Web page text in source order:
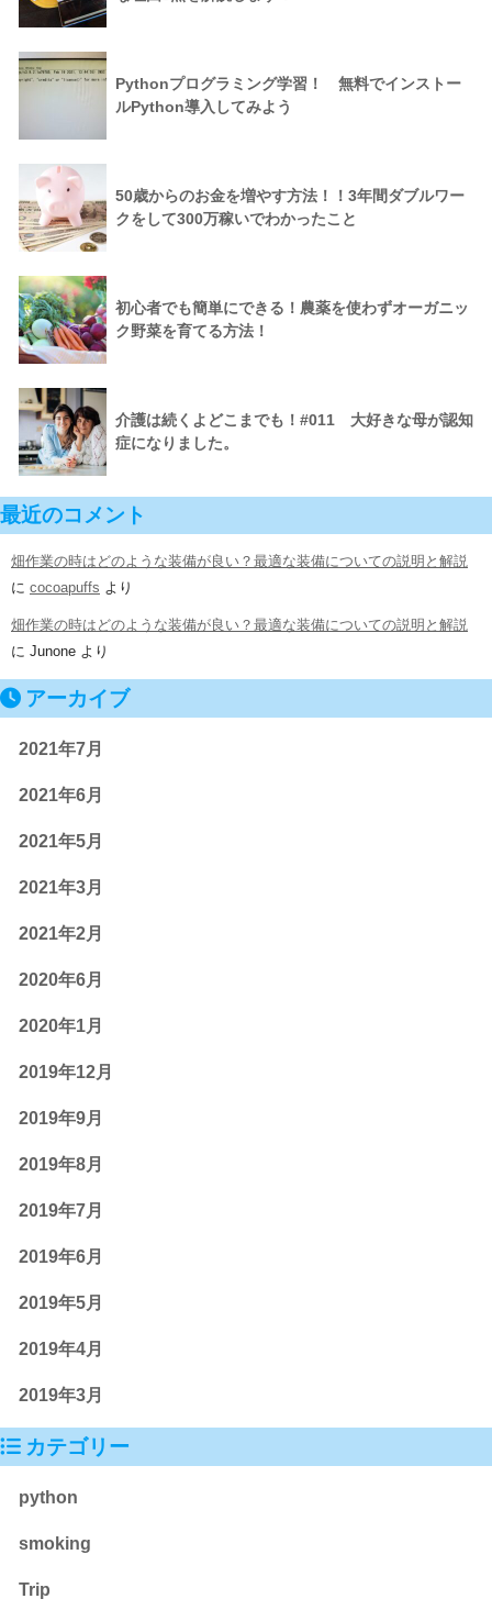
Pythonプログラミング学習！ 無料でインストー
ルPython導入してみよう
50歳からのお金を増やす方法！！3年間ダブルワー
クをして300万稼いでわかったこと
初心者でも簡単にできる！農薬を使わずオーガニッ
ク野菜を育てる方法！
介護は続くよどこまでも！#011 大好きな母が認知
症になりました。
最近のコメント
畑作業の時はどのような装備が良い？最適な装備についての説明と解説
に cocoapuffs より
畑作業の時はどのような装備が良い？最適な装備についての説明と解説
に Junone より
アーカイブ
2021年7月
2021年6月
2021年5月
2021年3月
2021年2月
2020年6月
2020年1月
2019年12月
2019年9月
2019年8月
2019年7月
2019年6月
2019年5月
2019年4月
2019年3月
カテゴリー
python
smoking
Trip